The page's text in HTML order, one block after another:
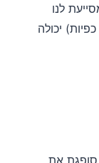
לנו
בדיאטה. הפחתה של רק 25 גרם סוכר (כ-6 כפיות) יכולה
סופגת את